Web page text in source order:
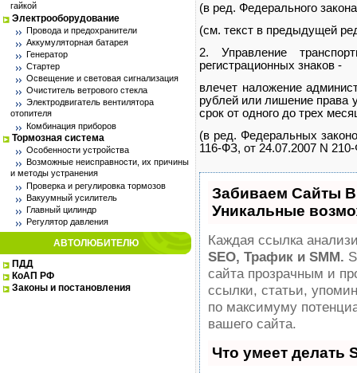
гайкой
Электрооборудование
Провода и предохранители
Аккумуляторная батарея
Генератор
Стартер
Освещение и световая сигнализация
Очиститель ветрового стекла
Электродвигатель вентилятора
отопителя
Комбинация приборов
Тормозная система
Особенности устройства
Возможные неисправности, их причины
и методы устранения
Проверка и регулировка тормозов
Вакуумный усилитель
Главный цилиндр
Регулятор давления
АВТОЛЮБИТЕЛЮ
ПДД
КоАП РФ
Законы и постановления
(в ред. Федерального
(см. текст в предыдущей
2. Управление
регистрационных знаков -
влечет наложение
рублей или лишение права
срок от одного до трех
(в ред. Федеральных
116-ФЗ, от 24.07.2007 N
Забиваем Сайты
Уникальные
Каждая ссылка
SEO, Трафик и SMM.
сайта прозрачным и
ссылки, статьи,
по максимуму
вашего сайта.
Что умеет делать